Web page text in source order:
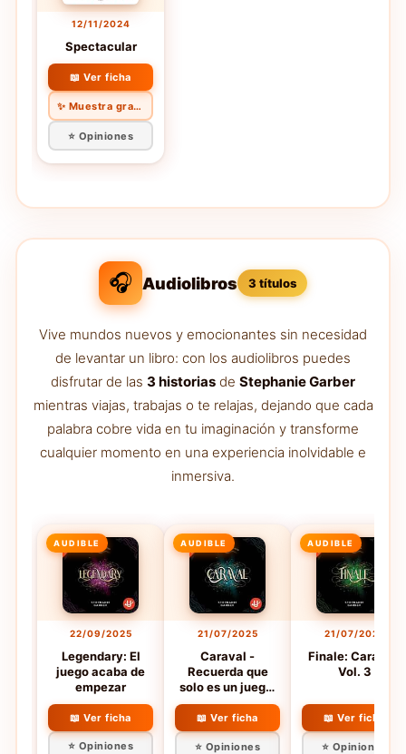
12/11/2024
Spectacular
📖 Ver ficha
✨ Muestra gratis
⭐ Opiniones
🎧 Audiolibros 3 títulos
Vive mundos nuevos y emocionantes sin necesidad
de levantar un libro: con los audiolibros puedes
disfrutar de las 3 historias de Stephanie Garber
mientras viajas, trabajas o te relajas, dejando que cada
palabra cobre vida en tu imaginación y transforme
cualquier momento en una experiencia inolvidable e
inmersiva.
AUDIBLE
22/09/2025
Legendary: El
juego acaba de
empezar
📖 Ver ficha
⭐ Opiniones
AUDIBLE
21/07/2025
Caraval -
Recuerda que
solo es un juego:
Caraval, Vol. 1
📖 Ver ficha
⭐ Opiniones
AUDIBLE
21/07/2025
Finale: Caraval,
Vol. 3
📖 Ver ficha
⭐ Opiniones